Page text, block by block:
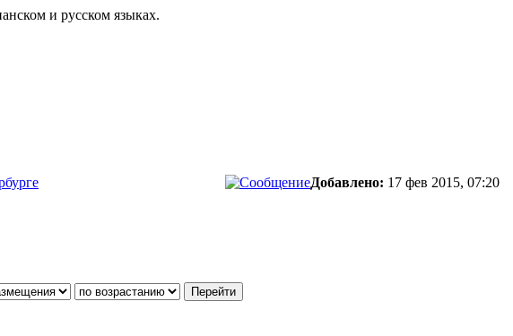
и русском языках.
Добавлено: 17 фев 2015, 07:20